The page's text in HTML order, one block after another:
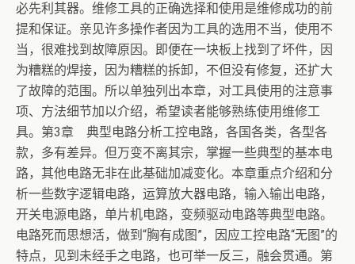
必先利其器。维修工具的正确选择和使用是维修成功的前
提和保证。亲见许多操作者因为工具的选用不当，使用不
当，很难找到故障原因。即便在一块板上找到了坏件，因
为糟糕的焊接，因为糟糕的拆卸，不但没有修复，还扩大
了故障的范围。所以单独列出本章，对工具使用的注意事
项、方法细节加以介绍，希望读者能够熟练使用维修工
具。第3章 典型电路分析工控电路，各国各类，各型各
款，多有差异。但万变不离其宗，掌握一些典型的基本电
路，其他电路无非在此基础加减变化。本章重点介绍和分
析一些数字逻辑电路，运算放大器电路，输入输出电路，
开关电源电路，单片机电路，变频驱动电路等典型电路。
电路死而思想活，做到“胸有成图”，因应工控电路“无图”的
特点，见到未经手之电路，也可举一反三，融会贯通。第